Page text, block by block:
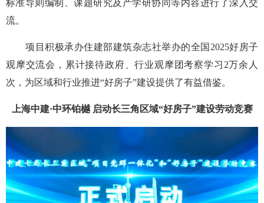
标准导则编制、课题研究及产学研协同等内容进行了深入交
流。
项目积极承办住建部建筑杂志社举办的全国2025好房子
观摩交流会，累计接待政府、行业观摩团考察学习2万余人
次，为区域和行业推进“好房子”建设提供了有益借鉴。
上海中建·中环铂樾 启动长三角区域“好房子”建设劳动竞赛